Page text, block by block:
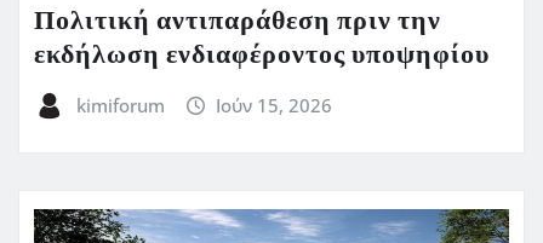
Πολιτική αντιπαράθεση πριν την
εκδήλωση ενδιαφέροντος υποψηφίου
kimiforum Ιούν 15, 2026